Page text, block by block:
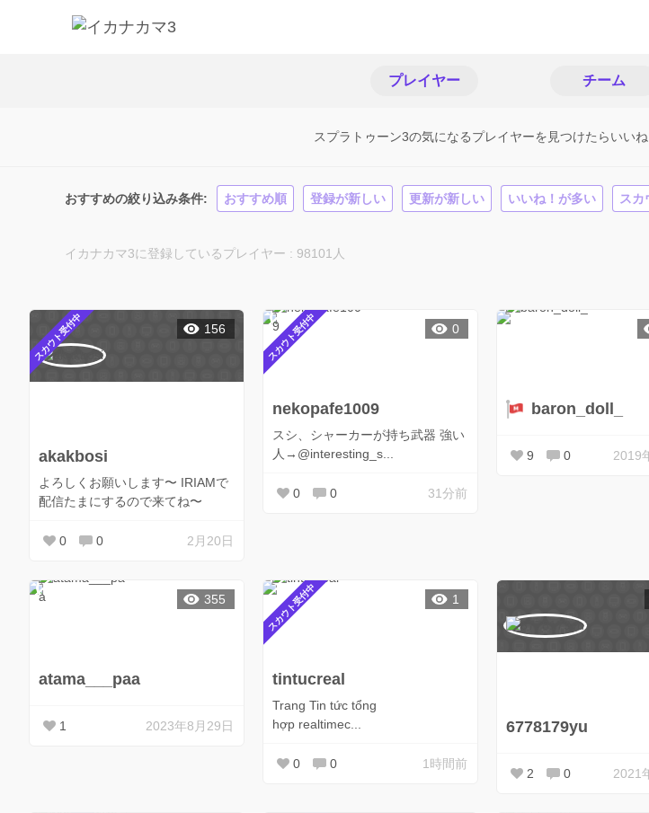
プレイヤー チーム
スプラトゥーン3の気になるプレイヤーを見つけたらいい
おすすめの絞り込み条件 おすすめ順 登録が新しい 更新が新しい いいね！が多い スカ
イカナカマ3に登録しているプレイヤー : 98101人
スカウト受付中
akakbosi
よろしくお願いします〜 IRIAMで
配信たまにするので来てね〜
156
0 0 2月20日
スカウト受付中
nekopafe1009
スシ、シャーカーが持ち武器 強い
人→@interesting_s...
0
0 0 31分前
baron_doll_
9 0 2019
atama___paa
355
1 2023年8月29日
スカウト受付中
tintucreal
Trang Tin tức tổng
hợp realtimec...
1
0 0 1時間前
6778179yu
2 0 2021